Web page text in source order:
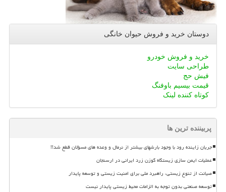
دوستان خرید و فروش حیوان خانگی
خرید و فروش خودرو
طراحی سایت
فیش حج
قیمت بیسیم باوفنگ
کوتاه کننده لینک
پربیننده ترین ها
جریان زاینده رود با وجود بارشهای بیشتر از نرمال و وعده های مسؤلان قطع شد!!
عملیات ایمن سازی زیستگاه گوزن زرد ایرانی در ارسنجان
صیانت از تنوع زیستی، راهبرد ملی برای امنیت زیستی و توسعه پایدار
توسعه صنعتی بدون توجه به الزامات محیط زیستی پایدار نیست